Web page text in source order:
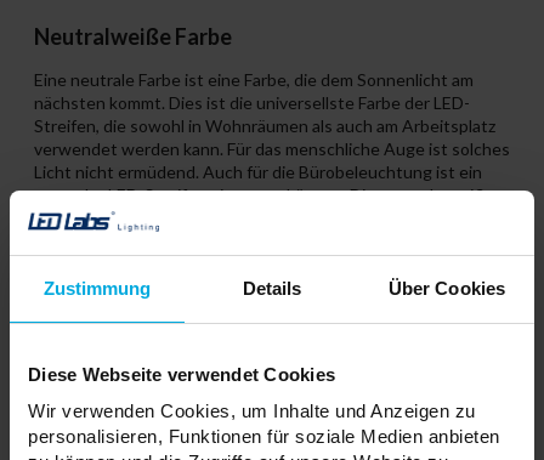
Zustimmung Details Über Cookies
Diese Webseite verwendet Cookies
Wir verwenden Cookies, um Inhalte und Anzeigen zu
personalisieren, Funktionen für soziale Medien anbieten
Neutralweiße Farbe
Eine neutrale Farbe ist eine Farbe, die dem Sonnenlicht am
nächsten kommt. Dies ist die universellste Farbe der LED-
Streifen, die sowohl in Wohnräumen als auch am Arbeitsplatz
verwendet werden kann. Für das menschliche Auge ist solches
Licht nicht ermüdend. Auch für die Bürobeleuchtung ist ein
neutraler LED-Streifen eine gute Lösung. Die neutrale weiße
Farbe ist perfekt für Räume, in denen wir viel Zeit verbringen.